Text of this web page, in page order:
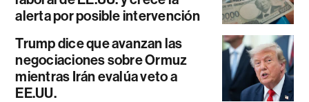
alerta por posible intervención
Trump dice que avanzan las
negociaciones sobre Ormuz
mientras Irán evalúa veto a
EE.UU.